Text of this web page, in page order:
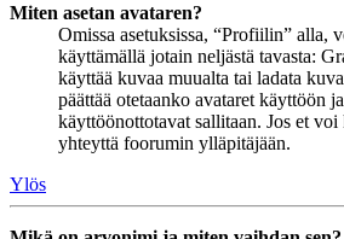
Miten asetan avataren?
Omissa asetuksissa, “Profiilin” alla,
käyttämällä jotain neljästä tavasta:
käyttää kuvaa muualta tai ladata
päättää otetaanko avataret käyttöön
käyttöönottotavat sallitaan. Jos et voi
yhteyttä foorumin ylläpitäjään.
Ylös